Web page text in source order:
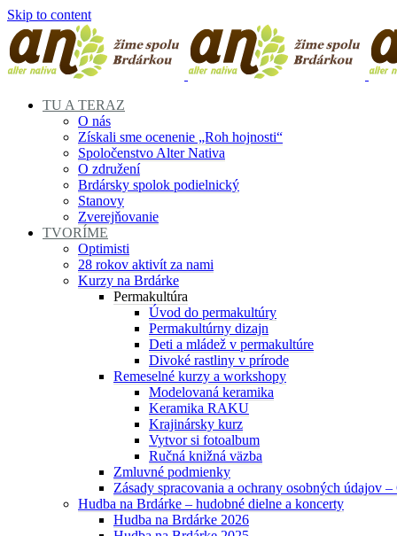
Skip to content
TU A TERAZ
O nás
Získali sme ocenenie „Roh hojnosti“
Spoločenstvo Alter Nativa
O združení
Brdársky spolok podielnický
Stanovy
Zverejňovanie
TVORÍME
Optimisti
28 rokov aktivít za nami
Kurzy na Brdárke
Permakultúra
Úvod do permakultúry
Permakultúrny dizajn
Deti a mládež v permakultúre
Divoké rastliny v prírode
Remeselné kurzy a workshopy
Modelovaná keramika
Keramika RAKU
Krajinársky kurz
Vytvor si fotoalbum
Ručná knižná väzba
Zmluvné podmienky
Zásady spracovania a ochrany osobných údajov –
Hudba na Brdárke – hudobné dielne a koncerty
Hudba na Brdárke 2026